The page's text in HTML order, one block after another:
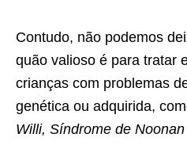
Contudo, não podemos
quão valioso é para tratar
crianças com problemas
genética ou adquirida,
Willi, Síndrome de